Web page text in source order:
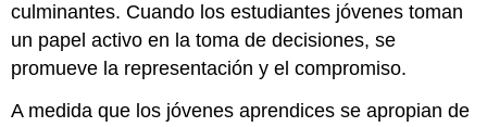
culminantes. Cuando los estudiantes jóvenes toman
un papel activo en la toma de decisiones, se
promueve la representación y el compromiso.
A medida que los jóvenes aprendices se apropian de